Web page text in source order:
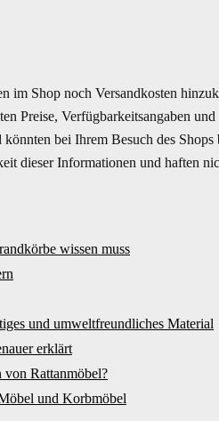
im Shop noch Versandkosten
Preise, Verfügbarkeitsangaben
bei Ihrem Besuch des
dieser Informationen und haften
wissen muss
und umweltfreundliches Material
erklärt
von Rattanmöbel?
und Korbmöbel